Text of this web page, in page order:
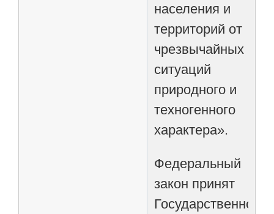
населения и
территорий от
чрезвычайных
ситуаций
природного и
техногенного
характера».
Федеральный
закон принят
Государственной